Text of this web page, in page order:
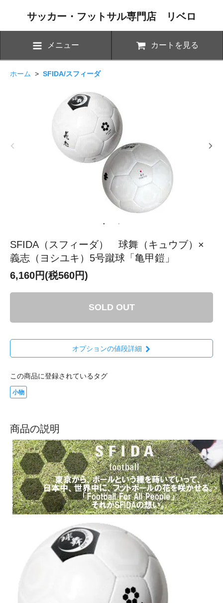
サッカー・フットサル専門店 リベロ
メニュー カートを見る
ホーム > SFIDA/スフィーダ
SFIDA（スフィーダ） 球舞（キュウブ）×
義志（ヨシユキ）5号蹴球「亀甲鎧」
6,160円(税560円)
SOLD OUT
オプションの値段詳細
この商品に登録されているタグ
小物
商品の説明